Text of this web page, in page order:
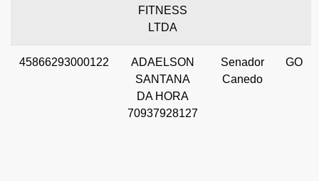
FITNESS
LTDA
45866293000122
ADAELSON
SANTANA
DA HORA
70937928127
Senador
Canedo
GO